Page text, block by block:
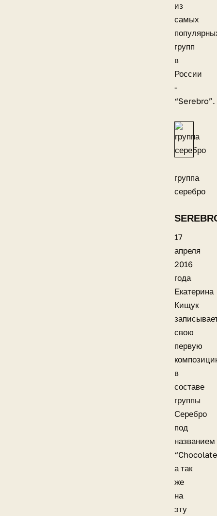
из
самых
групп
в
России
-
“Serebro”.
группа
серебро
17
апреля
2016
года
Екатерина
Кищук
свою
первую
в
составе
группы
Серебро
под
названием
а так
же
на
эту